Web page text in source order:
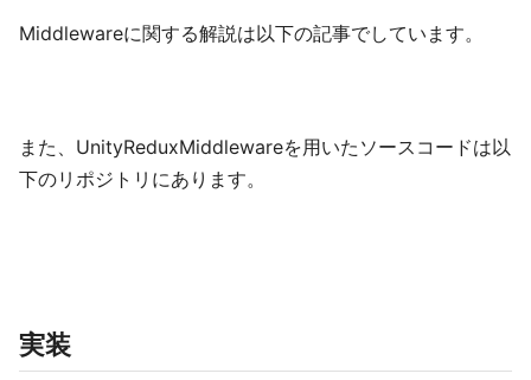
Middlewareに関する解説は以下の記事でしています。
また、UnityReduxMiddlewareを用いたソースコードは以
下のリポジトリにあります。
実装